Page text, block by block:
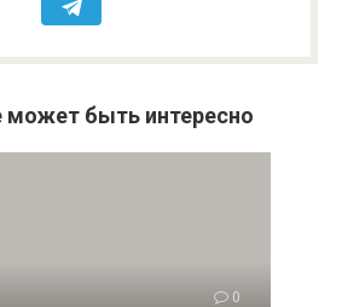
быть интересно
0